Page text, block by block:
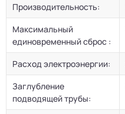
Производительность:
Максимальный
единовременный сброс :
Расход электроэнергии:
Заглубление
подводящей трубы: